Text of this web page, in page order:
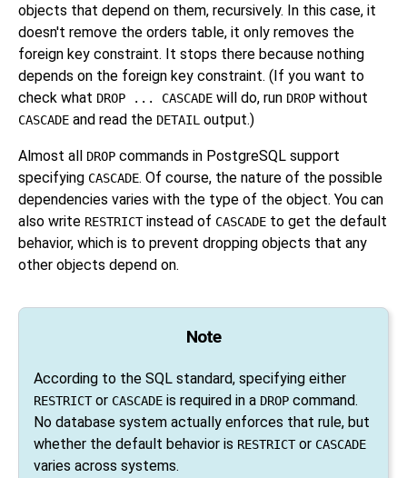
objects that depend on them, recursively. In this case, it
doesn't remove the orders table, it only removes the
foreign key constraint. It stops there because nothing
depends on the foreign key constraint. (If you want to
check what DROP ... CASCADE will do, run DROP without
CASCADE and read the DETAIL output.)
Almost all DROP commands in PostgreSQL support
specifying CASCADE. Of course, the nature of the possible
dependencies varies with the type of the object. You can
also write RESTRICTinstead of CASCADE to get the default
behavior, which is to prevent dropping objects that any
other objects depend on.
Note
According to the SQL standard, specifying either
RESTRICTor CASCADE is required in a DROP command.
No database system actually enforces that rule, but
whether the default behavior is RESTRICTor CASCADE
varies across systems.